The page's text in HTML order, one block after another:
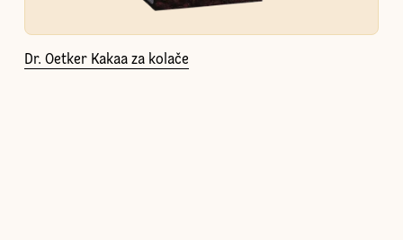
Dr. Oetker Kakaa za kolače